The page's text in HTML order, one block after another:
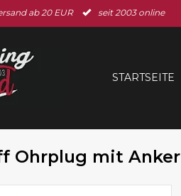
ab 20 EUR seit 2003 online
STARTSEITE
Ohrplug mit Anker